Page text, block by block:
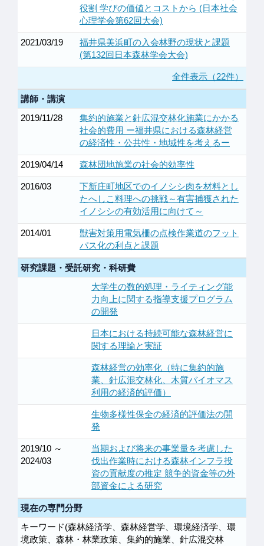
役割 学びの価値とコストから (日本社会
心理学会第62回大会)
2021/03/19
福井県美浜町の入会林野の現状と課題
(第132回日本森林学会大会)
全件表示（22件）
講師・講演
2019/11/28
集約的施業と針広混交林化施業にかかる
社会的費用 ー福井県における森林経営
の経済性・公共性・地域性を考えるー
2019/04/14 森林団地施業の社会的効率性
2016/03
下新庄町地区でのイノシシ肉を材料とし
たへしこ料理への挑戦～有害捕獲された
イノシシの有効活用に向けて～
2014/01
獣害対策用電気柵の点検作業道のフット
パス化の利点と課題
研究課題・受託研究・科研費
大学生の数的処理・ライティング能
力向上に関する指導支援プログラム
の開発
日本における持続可能な森林経営に
関する理論と実証
森林経営の効率化（特に集約的施
業、針広混交林化、木質バイオマス
利用の経済的評価）
生物多様性保全の経済的評価法の開
発
2019/10 ～
2024/03
当期および将来の事業量を考慮した
伐出作業時における森林インフラ投
資の貢献度の推定 競争的資金等の外
部資金による研究
現在の専門分野
キーワード(森林経済学、森林経営学、環境経済学、環
境政策、森林・林業政策、集約的施業、針広混交林